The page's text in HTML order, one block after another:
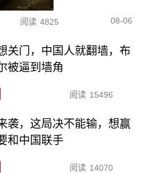
阅读 4825 08-06
关门，中国人就翻墙，布
被逼到墙角
阅读 15496
袭，这局决不能输，想赢
和中国联手
阅读 14070